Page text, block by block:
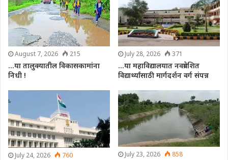
August 7, 2026 215
…या तालुक्यातील विकासकामांना
निधी !
July 28, 2026 371
…या महाविद्यालयात नवप्रवेशित
विद्यार्थ्यांसाठी मार्गदर्शन वर्ग संपन्न
July 24, 2026 760 July 23, 2026 858